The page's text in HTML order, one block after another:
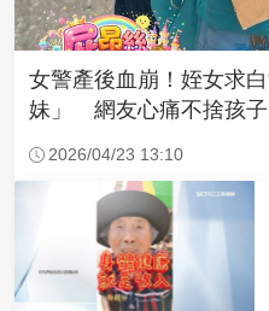
女警產後血崩！姪女求
妹」 網友心痛不捨孩子
2026/04/23 13:10